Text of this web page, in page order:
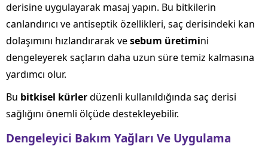
derisine uygulayarak masaj yapın. Bu bitkilerin
canlandırıcı ve antiseptik özellikleri, saç derisindeki kan
dolaşımını hızlandırarak vesebum üretimini
dengeleyerek saçların daha uzun süre temiz kalmasına
yardımcı olur.
Bu bitkisel kürlerdüzenli kullanıldığında saç derisi
sağlığını önemli ölçüde destekleyebilir.
Dengeleyici Bakım Yağları Ve Uygulama